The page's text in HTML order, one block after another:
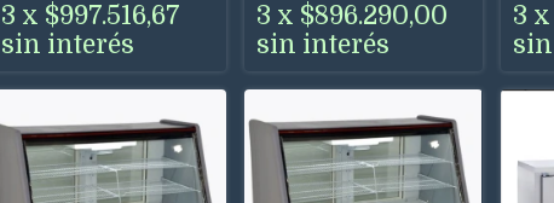
3 x $997.516,67
sin interés
3 x $896.290,00
sin interés
3 x